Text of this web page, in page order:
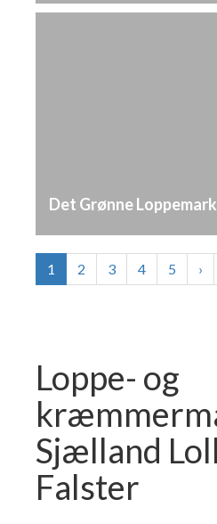
Det Grønne
1 2 3 4 5 ›
Loppe- og
Sjælland
Falster